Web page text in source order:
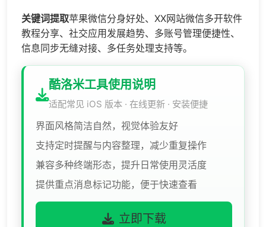
关键词提取苹果微信分身好处、XX网站微信多开软件
教程分享、社交应用发展趋势、多账号管理便捷性、
信息同步无缝对接、多任务处理支持等。
酷洛米工具使用说明
适配常见 iOS 版本 · 在线更新 · 安装便捷
界面风格简洁自然，视觉体验友好
支持定时提醒与内容整理，减少重复操作
兼容多种终端形态，提升日常使用灵活度
提供重点消息标记功能，便于快速查看
立即下载